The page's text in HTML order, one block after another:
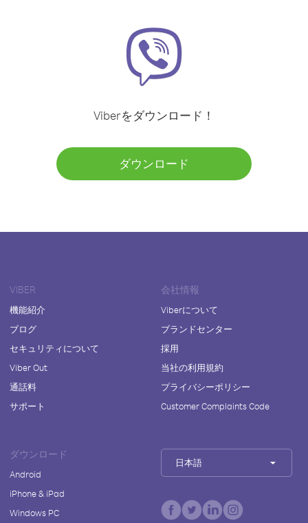
Viberをダウンロード！
ダウンロード
VIBER
機能紹介
ブログ
セキュリティについて
Viber Out
通話料
サポート
会社情報
Viberについて
ブランドセンター
採用
当社の利用規約
プライバシーポリシー
Customer Complaints Code
ダウンロード
Android
iPhone & iPad
Windows PC
日本語